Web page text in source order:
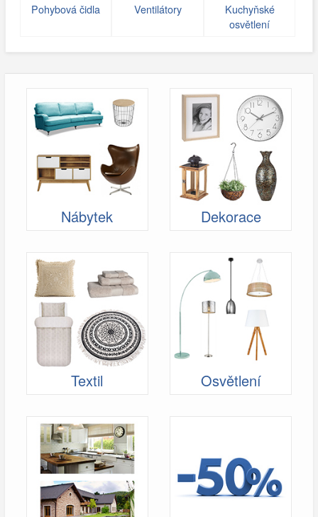
Pohybová čidla Ventilátory
Kuchyňské
osvětlení
Nábytek Dekorace
Textil Osvětlení